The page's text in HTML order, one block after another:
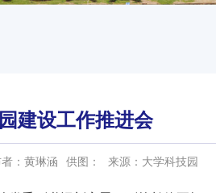
建设工作推进会
：黄琳涵 供图： 来源：大学科技园